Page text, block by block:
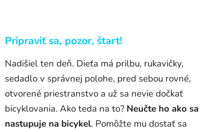
Pripraviť sa, pozor, štart!
Nadišiel ten deň. Dieťa má prilbu, rukavičky,
sedadlo v správnej polohe, pred sebou rovné,
otvorené priestranstvo a už sa nevie dočkať
bicyklovania. Ako teda na to? Neučte ho ako sa
nastupuje na bicykel. Pomôžte mu dostať sa